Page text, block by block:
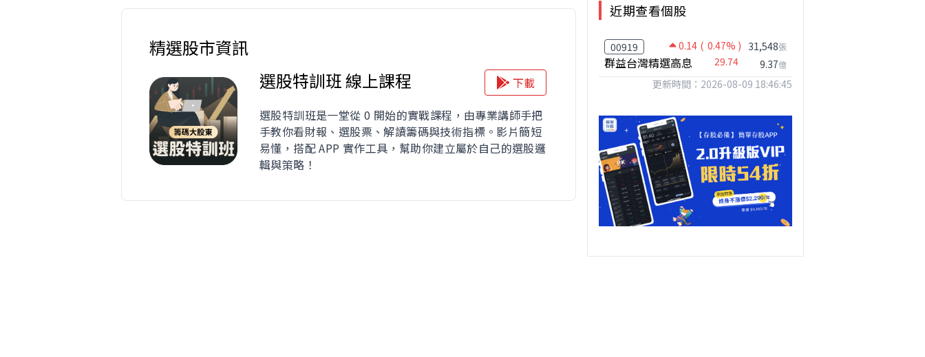
精選股市資訊
選股特訓班 線上課程
下載
選股特訓班是一堂從 0 開始的實戰課程，由專業講師手把
手教你看財報、選股票、解讀籌碼與技術指標。影片簡短
易懂，搭配 APP 實作工具，幫助你建立屬於自己的選股邏
輯與策略！
近期查看個股
00919 0.14 ( 0.47% )
群益台灣精選高息 29.74
31,548張
9.37億
更新時間：2026-08-09 18:46:45